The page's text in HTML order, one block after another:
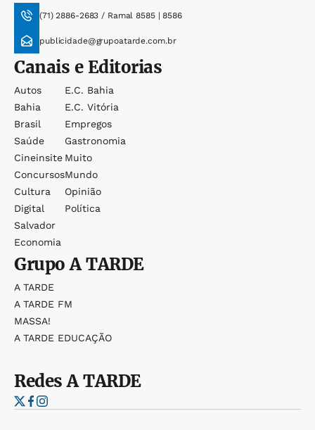
(71) 2886-2683 / Ramal 8585 | 8586
publicidade@grupoatarde.com.br
Canais e Editorias
Autos
Bahia
Brasil
Saúde
Cineinsite
Concursos
Cultura
Digital
Salvador
Economia
E.c. Bahia
E.c. Vitória
Empregos
Gastronomia
Muito
Mundo
Opinião
Política
GrupoA TARDE
A TARDE
A TARDE FM
MASSA!
A TARDE EDUCAÇÃO
RedesA TARDE